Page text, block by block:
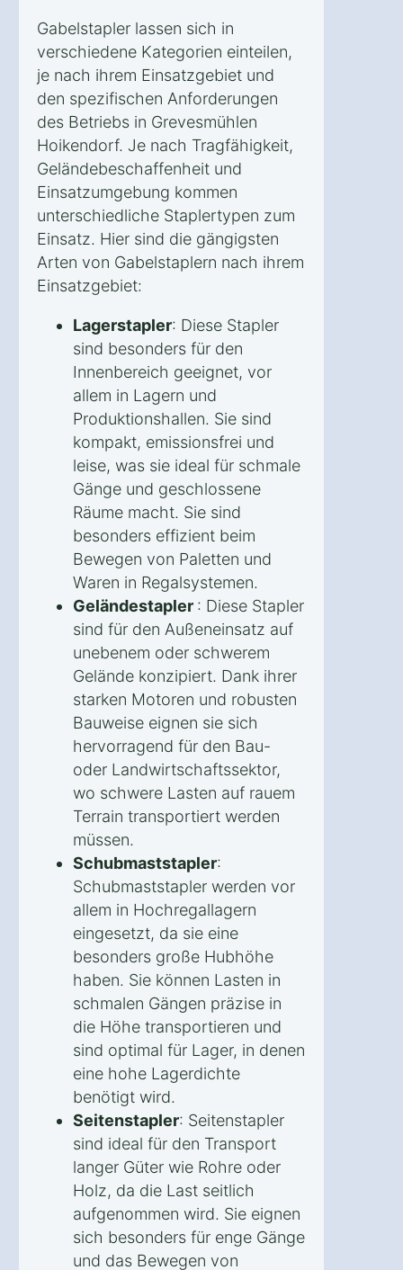
Gabelstapler lassen sich in
verschiedene Kategorien einteilen,
je nach ihrem Einsatzgebiet und
den spezifischen Anforderungen
des Betriebs in Grevesmühlen
Hoikendorf. Je nach Tragfähigkeit,
Geländebeschaffenheit und
Einsatzumgebung kommen
unterschiedliche Staplertypen zum
Einsatz. Hier sind die gängigsten
Arten von Gabelstaplern nach ihrem
Einsatzgebiet:
Lagerstapler: Diese Stapler
sind besonders für den
Innenbereich geeignet, vor
allem in Lagern und
Produktionshallen. Sie sind
kompakt, emissionsfrei und
leise, was sie ideal für schmale
Gänge und geschlossene
Räume macht. Sie sind
besonders effizient beim
Bewegen von Paletten und
Waren in Regalsystemen.
Geländestapler : Diese Stapler
sind für den Außeneinsatz auf
unebenem oder schwerem
Gelände konzipiert. Dank ihrer
starken Motoren und robusten
Bauweise eignen sie sich
hervorragend für den Bau-
oder Landwirtschaftssektor,
wo schwere Lasten auf rauem
Terrain transportiert werden
müssen.
Schubmaststapler:
Schubmaststapler werden vor
allem in Hochregallagern
eingesetzt, da sie eine
besonders große Hubhöhe
haben. Sie können Lasten in
schmalen Gängen präzise in
die Höhe transportieren und
sind optimal für Lager, in denen
eine hohe Lagerdichte
benötigt wird.
Seitenstapler: Seitenstapler
sind ideal für den Transport
langer Güter wie Rohre oder
Holz, da die Last seitlich
aufgenommen wird. Sie eignen
sich besonders für enge Gänge
und das Bewegen von